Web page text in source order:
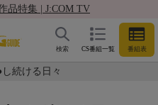
品特集 | J:COM TV
CS番組一覧 番組表
検索
続ける日々